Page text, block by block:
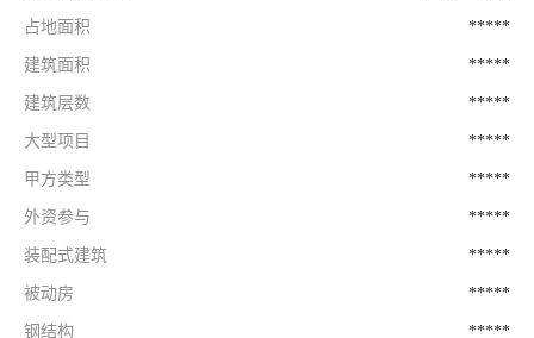
占地面积 *****
建筑面积 *****
建筑层数 *****
大型项目 *****
甲方类型 *****
外资参与 *****
装配式建筑 *****
被动房 *****
钢结构 *****